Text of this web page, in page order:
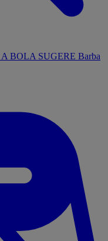
A BOLA SUGERE Barba